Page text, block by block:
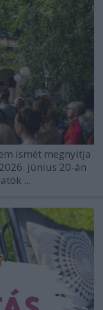
ismét megnyitja
június 20-án
...